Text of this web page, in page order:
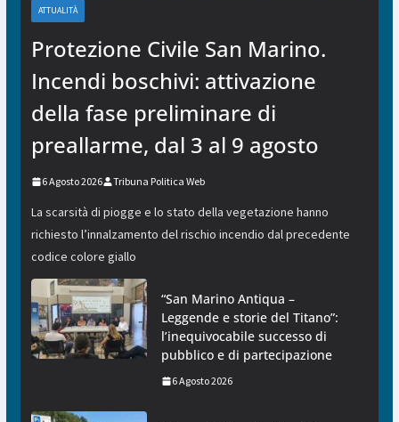
ATTUALITÀ
Protezione Civile San Marino.
Incendi boschivi: attivazione
della fase preliminare di
preallarme, dal 3 al 9 agosto
6 Agosto 2026 Tribuna Politica Web
La scarsità di piogge e lo stato della vegetazione hanno
richiesto l’innalzamento del rischio incendio dal precedente
codice colore giallo
“San Marino Antiqua –
Leggende e storie del Titano”:
l’inequivocabile successo di
pubblico e di partecipazione
6 Agosto 2026